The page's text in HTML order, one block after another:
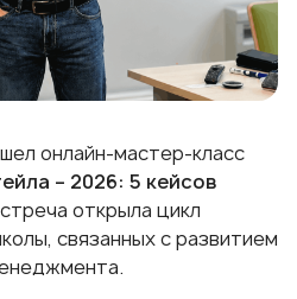
онлайн-мастер-класс
– 2026: 5 кейсов
открыла цикл
связанных с развитием